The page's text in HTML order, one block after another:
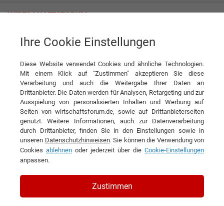
Laser Inszenierung trifft digitalen Zwilling
News VISORIC GmbH
DIESEN ARTIKEL EMPFEHLEN
Laser Inszenierung trifft digitalen
Zwilling
Ihre Cookie Einstellungen
Diese Website verwendet Cookies und ähnliche Technologien.
Mit einem Klick auf "Zustimmen" akzeptieren Sie diese
Verarbeitung und auch die Weitergabe Ihrer Daten an
Drittanbieter. Die Daten werden für Analysen, Retargeting und zur
Ausspielung von personalisierten Inhalten und Werbung auf
Seiten von wirtschaftsforum.de, sowie auf Drittanbieterseiten
genutzt. Weitere Informationen, auch zur Datenverarbeitung
durch Drittanbieter, finden Sie in den Einstellungen sowie in
unseren Datenschutzhinweisen. Sie können die Verwendung von
Cookies ablehnen oder jederzeit über die Cookie-Einstellungen
anpassen.
Zustimmen